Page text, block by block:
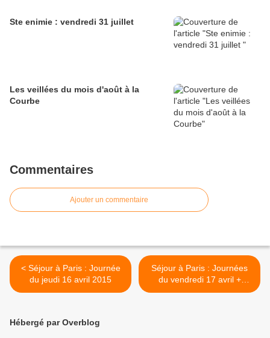
Ste enimie : vendredi 31 juillet
Les veillées du mois d'août à la
Courbe
Commentaires
Ajouter un commentaire
< Séjour à Paris : Journée
du jeudi 16 avril 2015
Séjour à Paris : Journées
du vendredi 17 avril +
retour >
Hébergé par Overblog